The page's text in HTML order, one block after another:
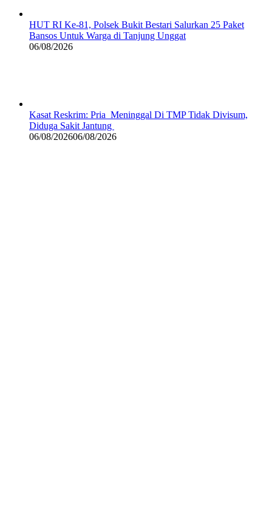
HUT RI Ke-81, Polsek Bukit Bestari Salurkan 25 Paket
Bansos Untuk Warga di Tanjung Unggat
06/08/2026
Kasat Reskrim: Pria Meninggal Di TMP Tidak Divisum,
Diduga Sakit Jantung
06/08/202606/08/2026